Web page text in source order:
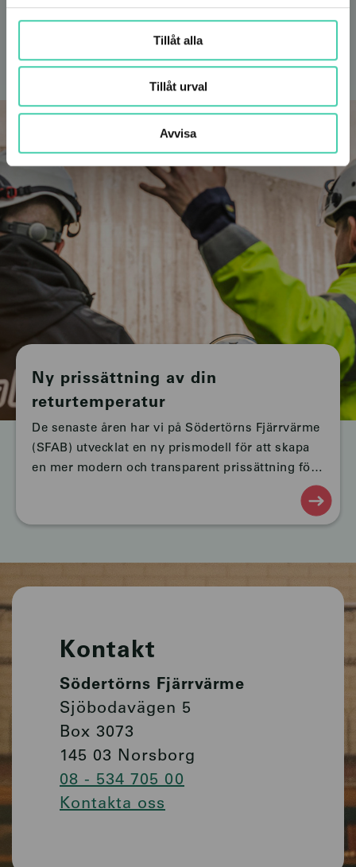
Tillåt alla
Tillåt urval
Avvisa
kund. Syftet är att prissättningen ska vara
transparent och gynna de energieffektiviseringar
ni gör.
Ny prissättning av din
returtemperatur
De senaste åren har vi på Södertörns Fjärrvärme
(SFAB) utvecklat en ny prismodell för att skapa
en mer modern och transparent prissättning för
Kontakt
Södertörns Fjärrvärme
Sjöbodavägen 5
Box 3073
145 03 Norsborg
08 - 534 705 00
Kontakta oss